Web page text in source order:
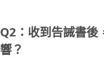
Q2：收到告誡書後
響？